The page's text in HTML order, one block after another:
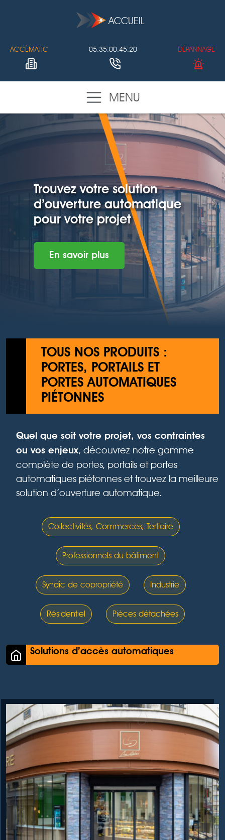
ACCUEIL
ACCÈMATIC 05.35.00.45.20 DÉPANNAGE
MENU
Trouvez votre solution
d’ouverture automatique
pour votre projet
En savoir plus
TOUS NOS PRODUITS :
PORTES, PORTAILS ET
PORTES AUTOMATIQUES
PIÉTONNES
Quel que soit votre projet, vos contraintes
ou vos enjeux, découvrez notre gamme
complète de portes, portails et portes
automatiques piétonnes et trouvez la meilleure
solution d’ouverture automatique.
Collectivités, Commerces, Tertiaire
Professionnels du bâtiment
Syndic de copropriété Industrie
Résidentiel Pièces détachées
Solutions d’accès automatiques